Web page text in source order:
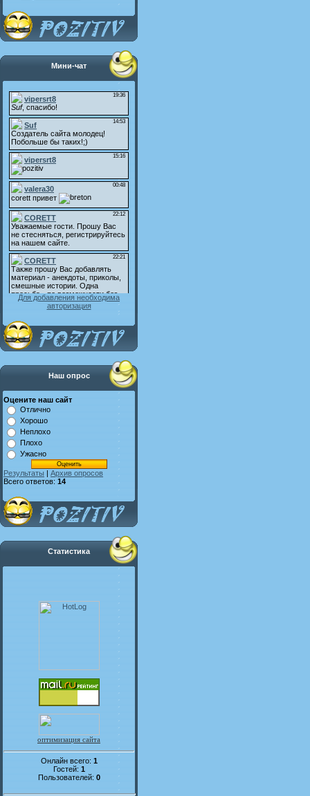
Мини-чат
Для добавления необходима
авторизация
Наш опрос
Оцените наш сайт
Отлично
Хорошо
Неплохо
Плохо
Ужасно
Результаты | Архив опросов
Всего ответов: 14
Статистика
оптимизация сайта
Онлайн всего: 1
Гостей: 1
Пользователей: 0